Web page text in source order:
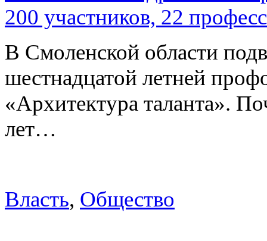
200 участников, 22
В Смоленской области
шестнадцатой летней
«Архитектура таланта».
лет…
Власть, Общество